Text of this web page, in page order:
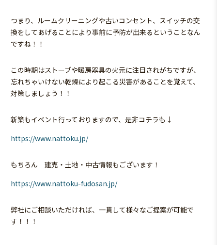
つまり、ルームクリーニングや古いコンセント、スイッチの交
換をしてあげることにより事前に予防が出来るということなん
ですね！！
この時期はストーブや暖房器具の火元に注目されがちですが、
忘れちゃいけない乾燥により起こる災害があることを覚えて、
対策しましょう！！
新築もイベント行っておりますので、是非コチラも↓
https://www.nattoku.jp/
もちろん 建売・土地・中古情報もございます！
https://www.nattoku-fudosan.jp/
弊社にご相談いただければ、一貫して様々なご提案が可能で
す！！！